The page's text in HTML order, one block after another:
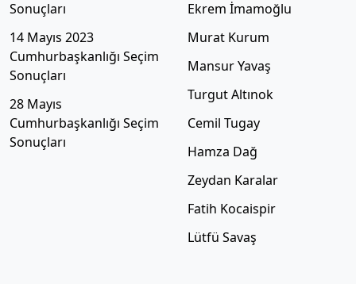
Sonuçları
14 Mayıs 2023
Cumhurbaşkanlığı Seçim
Sonuçları
28 Mayıs
Cumhurbaşkanlığı Seçim
Sonuçları
Ekrem İmamoğlu
Murat Kurum
Mansur Yavaş
Turgut Altınok
Cemil Tugay
Hamza Dağ
Zeydan Karalar
Fatih Kocaispir
Lütfü Savaş